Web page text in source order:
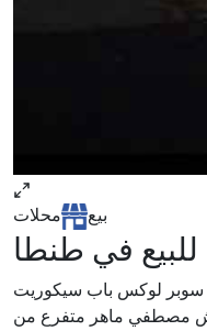
بيع محلات
في طنطا
تشطيب سوبر لوكس باب سيكوريت
ش مصطفي ماهر متفرع من